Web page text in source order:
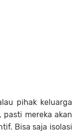
pihak keluarga
pasti mereka akan
Bisa saja isolasi